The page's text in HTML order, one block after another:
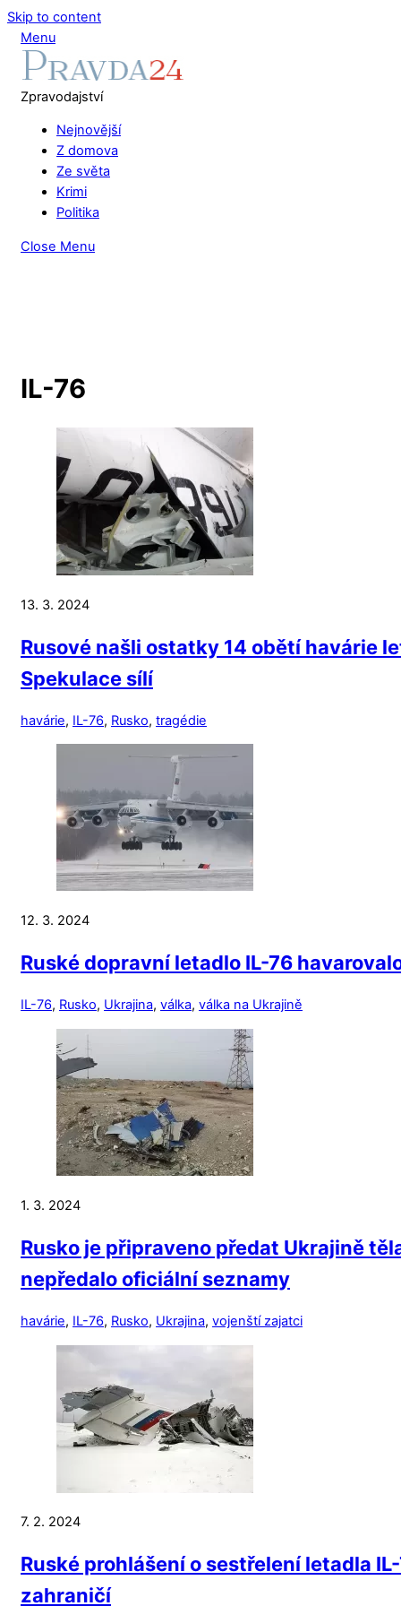
Skip to content
Menu
Zpravodajství
Nejnovější
Z domova
Ze světa
Krimi
Politika
Close Menu
IL-76
13. 3. 2024
Rusové našli ostatky 14 obětí havárie
Spekulace sílí
havárie, IL-76, Rusko, tragédie
12. 3. 2024
Ruské dopravní letadlo IL-76
IL-76, Rusko, Ukrajina, válka, válka na Ukrajině
1. 3. 2024
Rusko je připraveno předat Ukrajině
nepředalo oficiální seznamy
havárie, IL-76, Rusko, Ukrajina, vojenští zajatci
7. 2. 2024
Ruské prohlášení o sestřelení letadla
zahraničí